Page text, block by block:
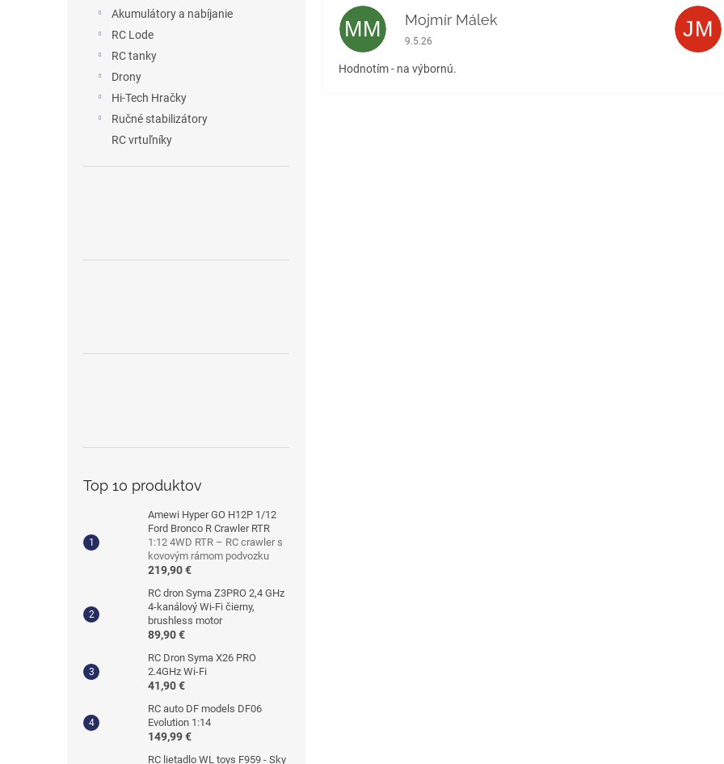
Akumulátory a nabíjanie
RC Lode
RC tanky
Drony
Hi-Tech Hračky
Ručné stabilizátory
RC vrtuľníky
Top 10 produktov
Amewi Hyper GO H12P 1/12
Ford Bronco R Crawler RTR
1:12 4WD RTR – RC crawler s
kovovým rámom podvozku
219,90 €
RC dron Syma Z3PRO 2,4 GHz
4-kanálový Wi-Fi čierny,
brushless motor
89,90 €
RC Dron Syma X26 PRO
2.4GHz Wi-Fi
41,90 €
RC auto DF models DF06
Evolution 1:14
149,99 €
RC lietadlo WL toys F959 - Sky
MM Mojmír Málek
Hodnotenie obchodu je 5 z 5 hviezdičiek.
9.5.26
Hodnotím - na výbornú.
JM